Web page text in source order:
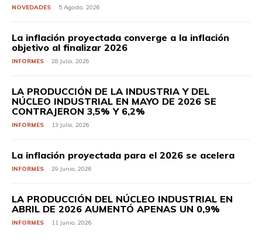
NOVEDADES 5 Agosto, 2026
La inflación proyectada converge a la inflación
objetivo al finalizar 2026
INFORMES 28 Julio, 2026
LA PRODUCCIÓN DE LA INDUSTRIA Y DEL
NÚCLEO INDUSTRIAL EN MAYO DE 2026 SE
CONTRAJERON 3,5% Y 6,2%
INFORMES 13 Julio, 2026
La inflación proyectada para el 2026 se acelera
INFORMES 29 Junio, 2026
LA PRODUCCIÓN DEL NÚCLEO INDUSTRIAL EN
ABRIL DE 2026 AUMENTÓ APENAS UN 0,9%
INFORMES 11 Junio, 2026